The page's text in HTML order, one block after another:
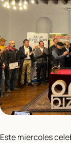
Este miercoles